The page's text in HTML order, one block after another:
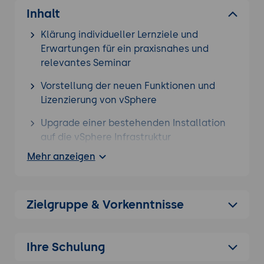
Inhalt
Klärung individueller Lernziele und
Erwartungen für ein praxisnahes und
relevantes Seminar
Vorstellung der neuen Funktionen und
Lizenzierung von vSphere
Upgrade einer bestehenden Installation
auf die vSphere Infrastruktur
Neue Funktionen der Virtual Machine
Änderungen der ESXi Server
Änderung bei der Verwendung von GPUs
Mehr anzeigen
Zielgruppe & Vorkenntnisse
Ihre Schulung